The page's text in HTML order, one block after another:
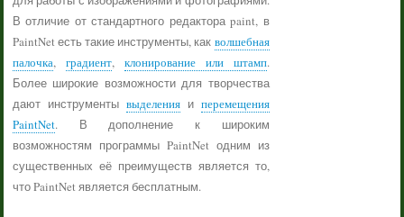
В отличие от стандартного редактора paint, в
PaintNet есть такие инструменты, как волшебная
палочка, градиент, клонирование или штамп.
Более широкие возможности для творчества
дают инструменты выделенияи перемещения
PaintNet. В дополнение к широким
возможностям программы PaintNet одним из
существенных её преимуществ является то,
что PaintNet является бесплатным.